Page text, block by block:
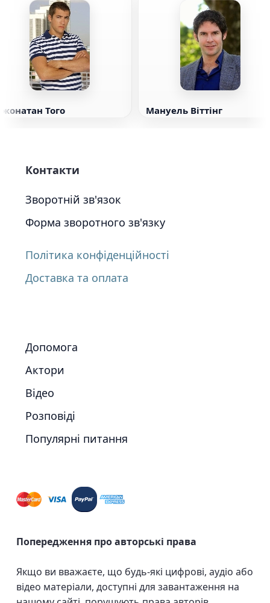
Того Мануель Віттінг
Контакти
Зворотній зв'язок
Форма зворотного зв'язку
Політика конфіденційності
Доставка та оплата
Допомога
Актори
Відео
Розповіді
Популярні питання
Попередження про авторські права
Якщо ви вважаєте, що будь-які цифрові, аудіо або
відео матеріали, доступні для завантаження на